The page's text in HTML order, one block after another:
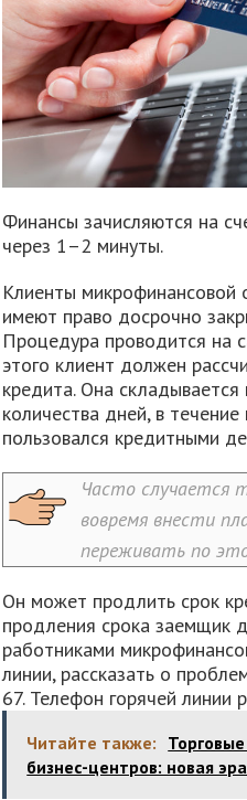
Финансы зачисляются на
через 1–2 минуты.
Клиенты микрофинансовой
имеют право досрочно
Процедура проводится на
этого клиент должен
кредита. Она
количества дней, в
пользовался кредитными
Часто случается
вовремя внести
переживать по
Он может продлить срок
продления срока заемщик
работниками
линии, рассказать о
67. Телефон горячей линии
Читайте также:
бизнес-центров: новая